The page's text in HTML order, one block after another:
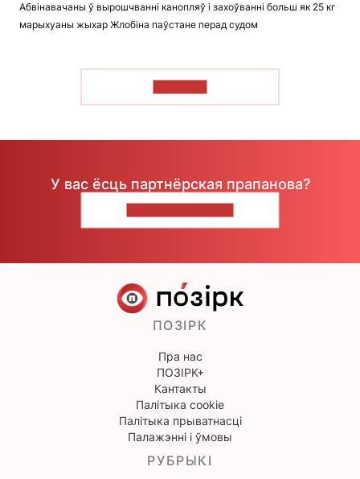
Абвінавачаны ў вырошчванні канопляў і захоўванні больш як 25 кг
марыхуаны жыхар Жлобіна паўстане перад судом
У вас ёсць партнёрская прапанова?
ПОЗІРК
Пра нас
ПОЗІРК+
Кантакты
Палітыка cookie
Палітыка прыватнасці
Палажэнні і ўмовы
РУБРЫКІ